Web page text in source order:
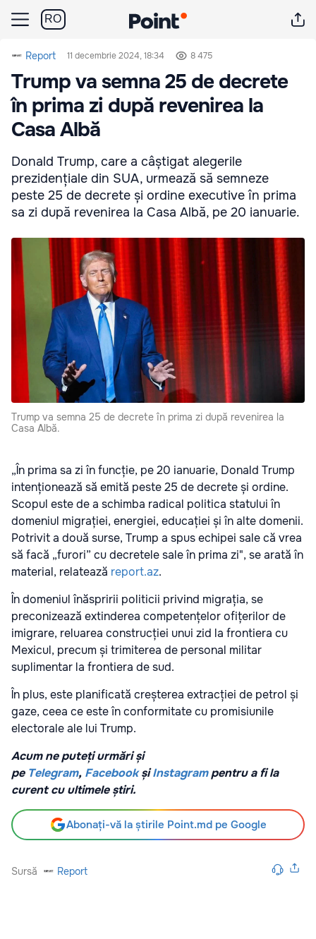
RO
Report 11 decembrie 2024, 18:34 8 475
Trump va semna 25 de decrete
în prima zi după revenirea la
Casa Albă
Donald Trump, care a câștigat alegerile
prezidențiale din SUA, urmează să semneze
peste 25 de decrete și ordine executive în prima
sa zi după revenirea la Casa Albă, pe 20 ianuarie.
Trump va semna 25 de decrete în prima zi după revenirea la
Casa Albă.
„În prima sa zi în funcție, pe 20 ianuarie, Donald Trump
intenționează să emită peste 25 de decrete și ordine.
Scopul este de a schimba radical politica statului în
domeniul migrației, energiei, educației și în alte domenii.
Potrivit a două surse, Trump a spus echipei sale că vrea
să facă „furori” cu decretele sale în prima zi", se arată în
material, relatează report.az.
În domeniul înăspririi politicii privind migrația, se
preconizează extinderea competențelor ofițerilor de
imigrare, reluarea construcției unui zid la frontiera cu
Mexicul, precum și trimiterea de personal militar
suplimentar la frontiera de sud.
În plus, este planificată creșterea extracției de petrol și
gaze, ceea ce este în conformitate cu promisiunile
electorale ale lui Trump.
Acum ne puteți urmări și
pe Telegram, Facebook șiInstagrampentru a fi la
curent cu ultimele știri.
Abonați-vă la știrile Point.md pe Google
Sursă Report